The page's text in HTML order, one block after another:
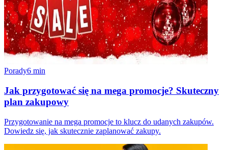
Porady6 min
Jak przygotować się na mega promocje? Skuteczny
plan zakupowy
Przygotowanie na mega promocje to klucz do udanych zakupów.
Dowiedz się, jak skutecznie zaplanować zakupy.